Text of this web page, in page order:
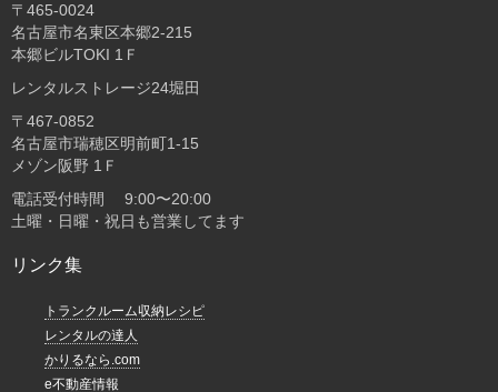
〒465-0024
名古屋市名東区本郷2-215
本郷ビルTOKI 1Ｆ
レンタルストレージ24堀田
〒467-0852
名古屋市瑞穂区明前町1-15
メゾン阪野 1Ｆ
電話受付時間 9:00〜20:00
土曜・日曜・祝日も営業してます
リンク集
トランクルーム収納レシピ
レンタルの達人
かりるなら.com
e不動産情報